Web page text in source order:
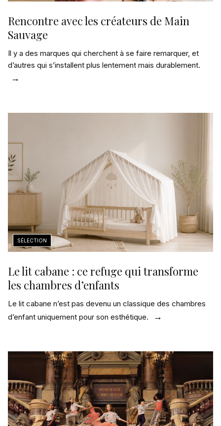
Rencontre avec les créateurs de Main
Sauvage
Il y a des marques qui cherchent à se faire remarquer, et
d’autres qui s’installent plus lentement mais durablement.
Le lit cabane : ce refuge qui transforme
les chambres d’enfants
Le lit cabane n’est pas devenu un classique des chambres
d’enfant uniquement pour son esthétique.